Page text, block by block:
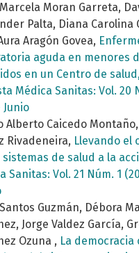
Moran Garreta,
Palta, Diana Carolina
Aragón Govea,
aguda en menores
en un Centro de
Médica Sanitas: Vol. 20
Alberto Caicedo
Rivadeneira, Llevando el
sistemas de salud a la
Sanitas: Vol. 21 Núm. 1
Guzmán, Débora
Jorge Valdez García,
Ozuna , La democracia